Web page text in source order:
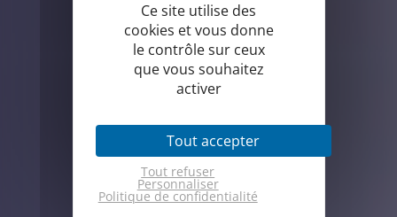
Ce site utilise des
cookies et vous donne
le contrôle sur ceux
que vous souhaitez
activer
Tout accepter
Tout refuser
Personnaliser
Politique de confidentialité